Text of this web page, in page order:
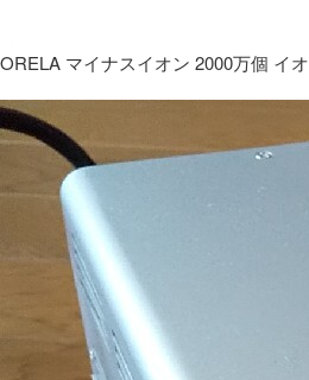
ORELA マイナスイオン 2000万個 イ